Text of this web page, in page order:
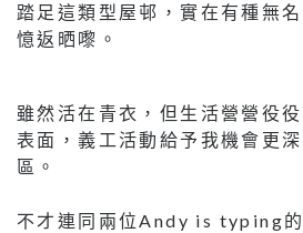
踏足這類型屋邨，實在有種無
憶返晒嚟。
雖然活在青衣，但生活營營役
表面，義工活動給予我機會更
區。
不才連同兩位Andy is typing